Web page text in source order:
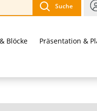
Suche
Blöcke Präsentation &